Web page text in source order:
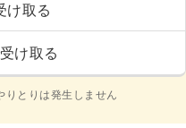
け取る
け取る
りとりは発生しません